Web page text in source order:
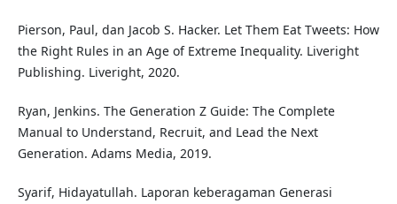
Pierson, Paul, dan Jacob S. Hacker. Let Them Eat Tweets: How
the Right Rules in an Age of Extreme Inequality. Liveright
Publishing. Liveright, 2020.
Ryan, Jenkins. The Generation Z Guide: The Complete
Manual to Understand, Recruit, and Lead the Next
Generation. Adams Media, 2019.
Syarif, Hidayatullah. Laporan keberagaman Generasi